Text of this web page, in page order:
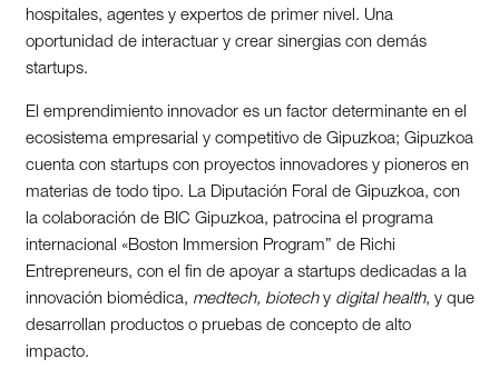
hospitales, agentes y expertos de primer nivel. Una
oportunidad de interactuar y crear sinergias con demás
startups.
El emprendimiento innovador es un factor determinante en el
ecosistema empresarial y competitivo de Gipuzkoa; Gipuzkoa
cuenta con startups con proyectos innovadores y pioneros en
materias de todo tipo. La Diputación Foral de Gipuzkoa, con
la colaboración de BIC Gipuzkoa, patrocina el programa
internacional «Boston Immersion Program” de Richi
Entrepreneurs, con el fin de apoyar a startups dedicadas a la
innovación biomédica, medtech, biotechy digital health, y que
desarrollan productos o pruebas de concepto de alto
impacto.